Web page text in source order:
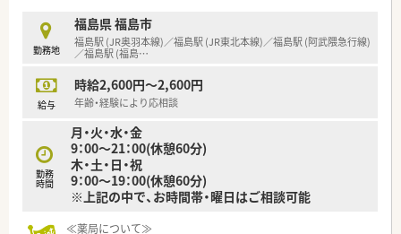
員が生じた際でもお互いに助け合える安心の運営体制が特徴で
す。
■患者様とじっくり向き合えるカウンター越しの服薬指導を通
じて、地域の方々の健康増進に直接貢献できることが大きな喜び
■応援体制が充実しているため一人薬剤師になる不安が少なく、
周囲と協力し合いながら安心して日々の業務に邁進できる環境
です。
■年俸制による安定した収入と資格取得支援制度により、将来を
見据えた確かなスキル形成と生活の安定を同時に手にすること
勤務地
福島県 福島市
福島駅 (JR奥羽本線)／福島駅 (JR東北本線)／福島駅 (阿武隈急行線)
／福島駅 (福島…
給与
時給2,600円～2,600円
年齢・経験により応相談
勤務
時間
月・火・水・金
9：00～21：00(休憩60分)
木・土・日・祝
9：00～19：00(休憩60分)
※上記の中で、お時間帯・曜日はご相談可能
≪薬局について≫